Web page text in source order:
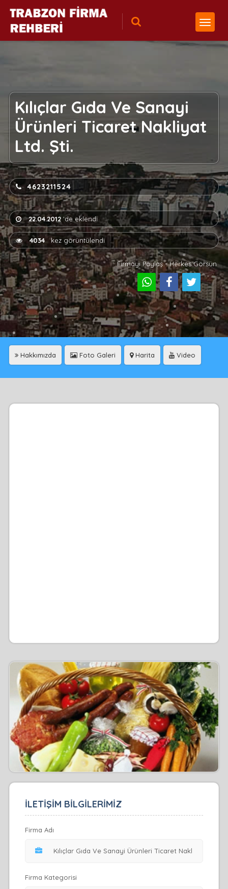
Kılıçlar Gıda Ve Sanayi
Ürünleri Ticaret Nakliyat
Ltd. Şti.
4623211524
22.04.2012'de eklendi
4034kez görüntülendi
Firmayı Paylaş - Herkes Görsün
Hakkımızda Foto Galeri Harita Video
İLETİŞİM BİLGİLERİMİZ
Firma Adı
Firma Kategorisi